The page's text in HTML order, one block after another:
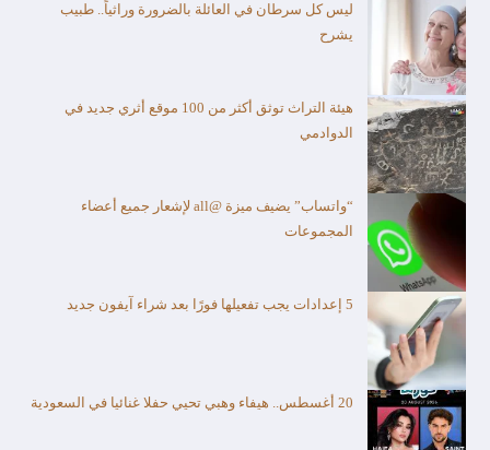
ليس كل سرطان في العائلة بالضرورة وراثياً.. طبيب
يشرح
هيئة التراث توثق أكثر من 100 موقع أثري جديد في
الدوادمي
“واتساب” يضيف ميزة @all لإشعار جميع أعضاء
المجموعات
5 إعدادات يجب تفعيلها فورًا بعد شراء آيفون جديد
20 أغسطس.. هيفاء وهبي تحيي حفلا غنائيا في السعودية